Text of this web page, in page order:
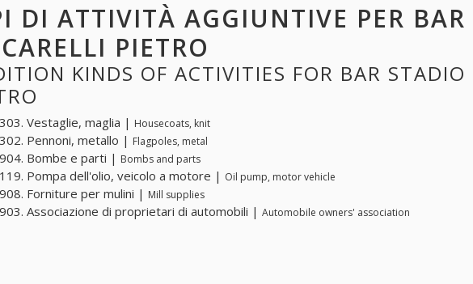
DI ATTIVITÀ AGGIUNTIVE PER
PIETRO
KINDS OF ACTIVITIES FOR BAR STADIO
Vestaglie, maglia | Housecoats, knit
Pennoni, metallo | Flagpoles, metal
Bombe e parti | Bombs and parts
Pompa dell'olio, veicolo a motore | Oil pump, motor vehicle
Forniture per mulini | Mill supplies
Associazione di proprietari di automobili | Automobile owners' association